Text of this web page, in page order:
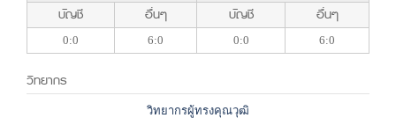
บัญชี
อื่นๆ บัญชี อื่นๆ
0:0 6:0 0:0 6:0
วิทยากร
วิทยากรผู้ทรงคุณวุฒิ